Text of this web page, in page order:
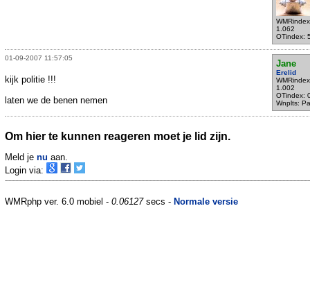
1.062
OTindex:
01-09-2007 11:57:05
Jane
Erelid
1.002
OTindex:
Wnplts:
kijk politie !!!
laten we de benen nemen
Om hier te kunnen reageren moet je lid zijn.
Meld je nu aan.
Login via:
WMRphp ver. 6.0 mobiel - 0.06127secs - Normale versie